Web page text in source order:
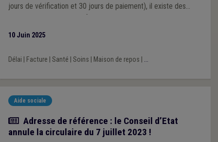
jours de vérification et 30 jours de paiement), il existe des
10 Juin 2025
Délai Facture Santé Soins Maison de repos ...
Aide sociale
Actualité
Adresse de référence : le Conseil d’Etat
annule la circulaire du 7 juillet 2023 !